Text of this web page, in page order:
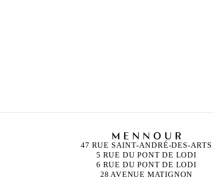
47 RUE SAINT-ANDRÉ-DES-ARTS
5 RUE DU PONT DE LODI
6 RUE DU PONT DE LODI
28 AVENUE MATIGNON